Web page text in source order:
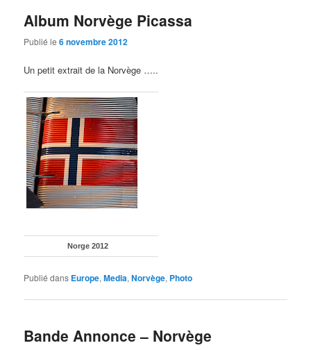
Album Norvège Picassa
Publié le6 novembre 2012
Un petit extrait de la Norvège …..
Norge 2012
Publié dans Europe,Media,Norvège, Photo
Bande Annonce – Norvège